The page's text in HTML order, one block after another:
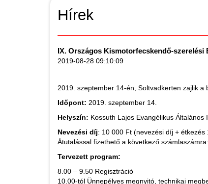
Hírek
IX. Országos Kismotorfecskendő-szerelési
2019-08-28 09:10:09
2019. szeptember 14-én, Soltvadkerten zajlik
Időpont: 2019. szeptember 14.
Helyszín: Kossuth Lajos Evangélikus Általános
Nevezési díj: 10 000 Ft (nevezési díj +
Átutalással fizethető a következő
Tervezett program:
8.00 – 9.50 Regisztráció
10.00-tól Ünnepélyes megnyitó, technikai